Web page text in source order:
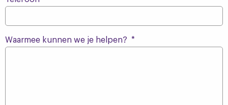
Waarmee kunnen we je helpen? *